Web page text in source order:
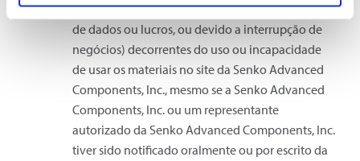
danos (incluindo, sem limitação, danos por perda
de dados ou lucros, ou devido a interrupção de
negócios) decorrentes do uso ou incapacidade
de usar os materiais no site da Senko Advanced
Components, Inc., mesmo se a Senko Advanced
Components, Inc. ou um representante
autorizado da Senko Advanced Components, Inc.
tiver sido notificado oralmente ou por escrito da